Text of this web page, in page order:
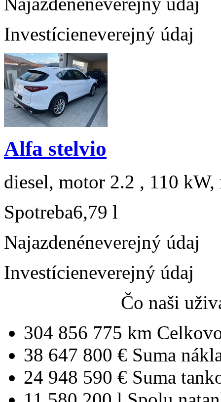
Investícieneverejný údaj
Alfa stelvio
diesel, motor 2.2 , 110 kW,
Spotreba6,79 l
Najazdenéneverejný údaj
Investícieneverejný údaj
Čo naši
304 856 775 km
38 647 800 € Suma
24 948 590 € Suma